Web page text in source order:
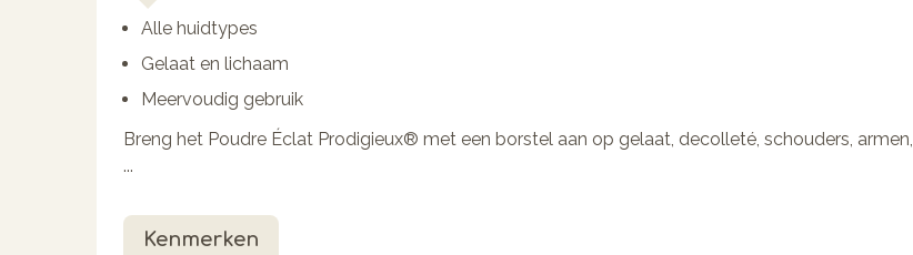
Alle huidtypes
Gelaat en lichaam
Meervoudig gebruik
Breng het Poudre Éclat Prodigieux® met een borstel aan op gelaat, decolleté, schouders, armen,
...
Kenmerken